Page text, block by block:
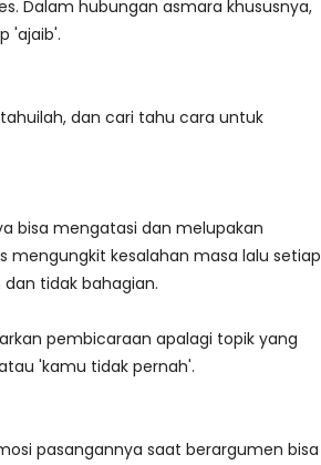
Dalam hubungan asmara khususnya,
'ajaib'.
dan cari tahu cara untuk
bisa mengatasi dan melupakan
mengungkit kesalahan masa lalu setiap
tidak bahagian.
pembicaraan apalagi topik yang
'kamu tidak pernah'.
pasangannya saat berargumen bisa